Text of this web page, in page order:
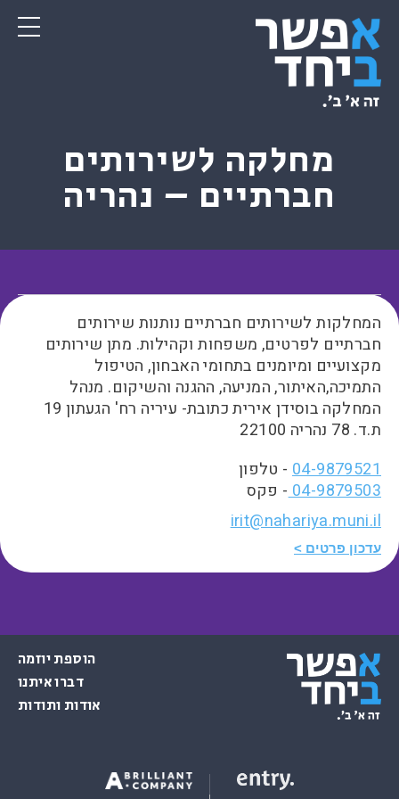
מחלקה לשירותים
חברתיים – נהריה
המחלקות לשירותים חברתיים נותנות שירותים
חברתיים לפרטים, משפחות וקהילות. מתן שירותים
מקצועיים ומיומנים בתחומי האבחון, הטיפול
התמיכה,האיתור, המניעה, ההגנה והשיקום. מנהל
המחלקה בוסידן אירית כתובת- עיריה רח' הגעתון 19
ת.ד. 78 נהריה 22100
04-9879521 - טלפון
04-9879503- פקס
irit@nahariya.muni.il
עדכון פרטים
הוספת יוזמה
דברו איתנו
אודות ותודות